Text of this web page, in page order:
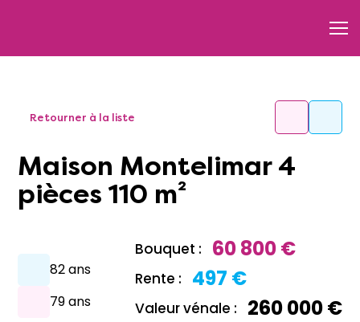
Retourner à la liste
Maison Montelimar 4
pièces 110 m²
82 ans
79 ans
Bouquet : 60 800 €
Rente : 497 €
Valeur vénale : 260 000 €